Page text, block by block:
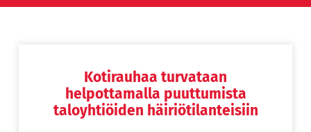
Kotirauhaa turvataan
helpottamalla puuttumista
taloyhtiöiden häiriötilanteisiin
PagePagePage Page